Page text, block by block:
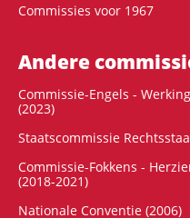
Commissies voor 1967
Andere
Commissie-Engels -
(2023)
Staatscommissie
Commissie-Fokkens -
(2018-2021)
Nationale Conventie (2006)